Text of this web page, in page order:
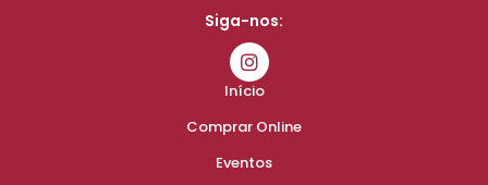
Siga-nos:
Início
Comprar Online
Eventos